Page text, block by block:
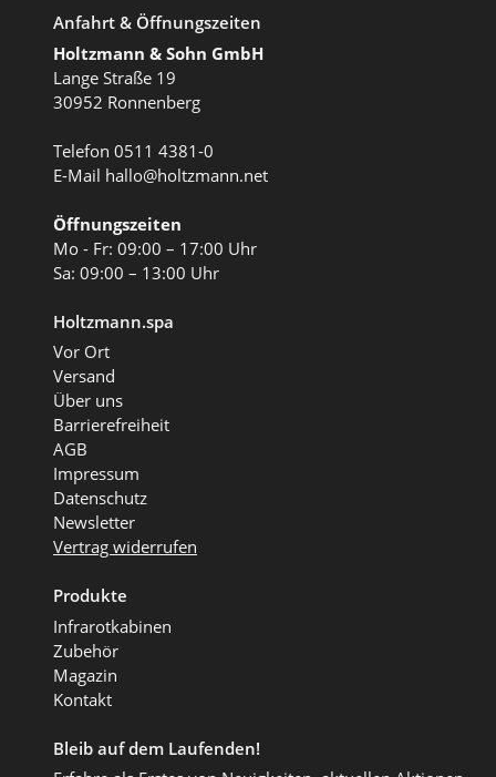
Anfahrt & Öffnungszeiten
Holtzmann & Sohn GmbH
Lange Straße 19
30952 Ronnenberg
Telefon 0511 4381-0
E-Mail hallo@holtzmann.net
Öffnungszeiten
Mo - Fr: 09:00 – 17:00 Uhr
Sa: 09:00 – 13:00 Uhr
Holtzmann.spa
Vor Ort
Versand
Über uns
Barrierefreiheit
AGB
Impressum
Datenschutz
Newsletter
Vertrag widerrufen
Produkte
Infrarotkabinen
Zubehör
Magazin
Kontakt
Bleib auf dem Laufenden!